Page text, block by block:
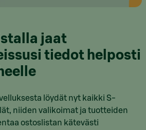
jaat
tiedot helposti
löydät nyt kaikki S-
niiden valikoimat ja tuotteiden
ostoslistan kätevästi